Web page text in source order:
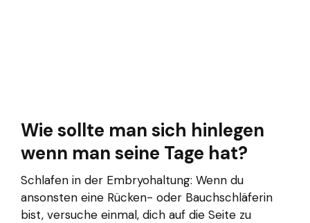
Wie sollte man sich hinlegen
wenn man seine Tage hat?
Schlafen in der Embryohaltung: Wenn du
ansonsten eine Rücken- oder Bauchschläferin
bist, versuche einmal, dich auf die Seite zu